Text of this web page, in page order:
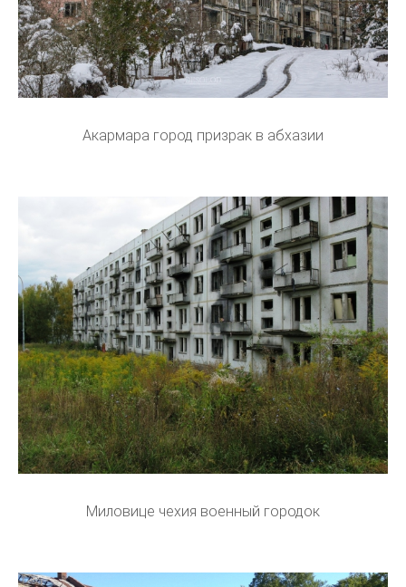
Акармара город призрак в абхазии
Миловице чехия военный городок